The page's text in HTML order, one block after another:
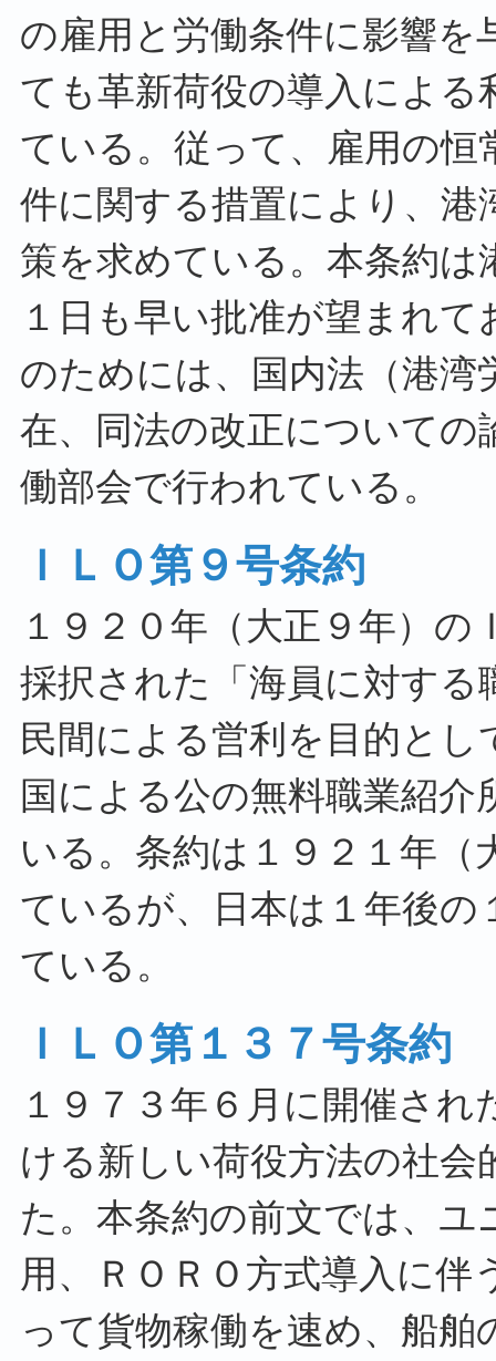
の雇用と労働条件に影響
ても革新荷役の導入によ
ている。従って、雇用の恒
件に関する措置により、
策を求めている。本条約
１日も早い批准が望まれ
のためには、国内法（港
在、同法の改正についての
働部会で行われている。
ＩＬＯ第９号条約
１９２０年（大正９年）
採択された「海員に対する
民間による営利を目的と
国による公の無料職業紹
いる。条約は１９２１年（
ているが、日本は１年後の
ている。
ＩＬＯ第１３７号条約
１９７３年６月に開催さ
ける新しい荷役方法の社
た。本条約の前文では、
用、ＲＯＲＯ方式導入に
って貨物稼働を速め、船